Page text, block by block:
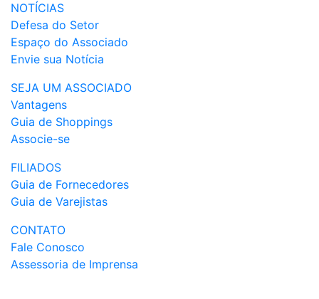
NOTÍCIAS
Defesa do Setor
Espaço do Associado
Envie sua Notícia
SEJA UM ASSOCIADO
Vantagens
Guia de Shoppings
Associe-se
FILIADOS
Guia de Fornecedores
Guia de Varejistas
CONTATO
Fale Conosco
Assessoria de Imprensa